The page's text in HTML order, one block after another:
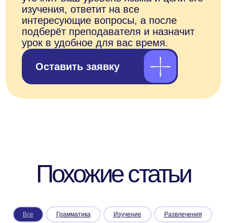
Все Грамматика Изучение Развлечения
OOO "АНЭКОЛЬ"
ОГРНИП 1257700333318 ИНН 9709126338
109028, РОССИЯ, Г.МОСКВА, ВН.ТЕР.Г.
МУНИЦИПАЛЬНЫЙ ОКРУГ БАСМАННЫЙ,
ПЕР. ХИТРОВСКИЙ, Д. 3/1, СТР. 4, ПОМЕЩ.
Прайс-лист
Сведения о лицензии
Сведения об образовательной организации
на рассылку
Подписаться
Больше полезного — в нашей